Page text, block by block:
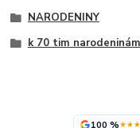
NARODENINY
k 70 tim narodeninám
100 %